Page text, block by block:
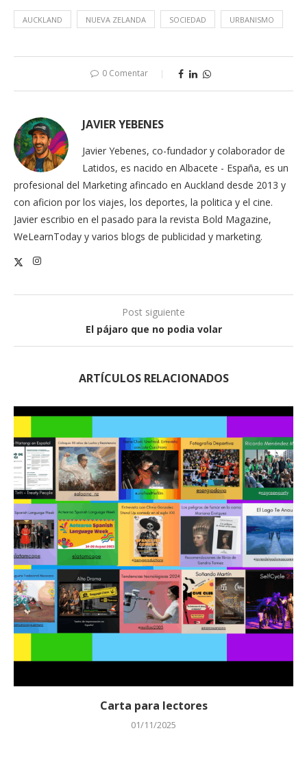
AUCKLAND NUEVA ZELANDA SOCIEDAD URBANISMO
0 Comentar
JAVIER YEBENES
Javier Yebenes, co-fundador y colaborador de
Latidos, es nacido en Albacete - España, es un
profesional del Marketing afincado en Auckland desde 2013 y
con aficion por los viajes, los deportes, la politica y el cine.
Javier escribio en el pasado para la revista Bold Magazine,
WeLearnToday y varios blogs de publicidad y marketing.
Post siguiente
El pájaro que no podia volar
ARTÍCULOS RELACIONADOS
Carta para lectores
01/11/2025